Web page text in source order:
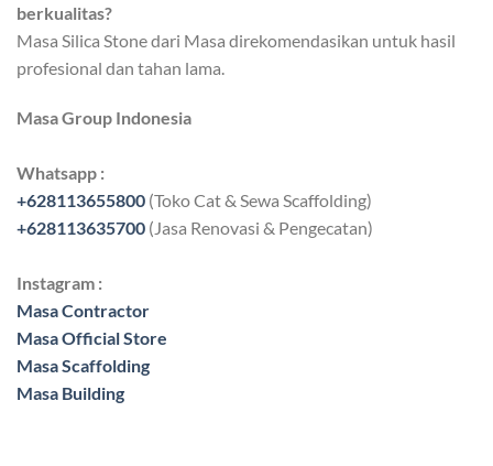
berkualitas?
Masa Silica Stone dari Masa direkomendasikan untuk hasil
profesional dan tahan lama.
Masa Group Indonesia
Whatsapp :
+628113655800 (Toko Cat & Sewa Scaffolding)
+628113635700 (Jasa Renovasi & Pengecatan)
Instagram :
Masa Contractor
Masa Official Store
Masa Scaffolding
Masa Building